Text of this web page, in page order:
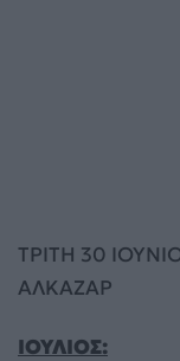
ΤΡΙΤΗ 30
ΑΛΚΑΖΑΡ
ΙΟΥΛΙΟΣ: